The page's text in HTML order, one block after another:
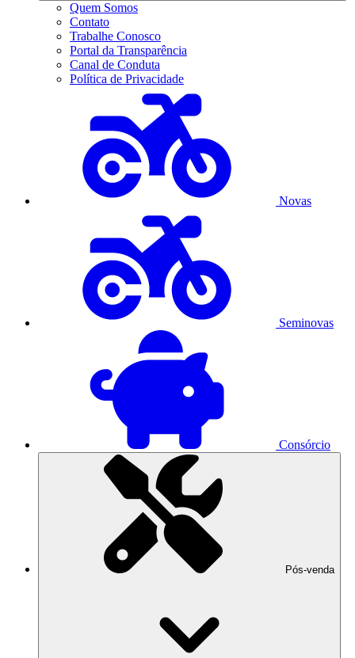
Quem Somos
Contato
Trabalhe Conosco
Portal da Transparência
Canal de Conduta
Política de Privacidade
Novas
Seminovas
Consórcio
Pós-venda